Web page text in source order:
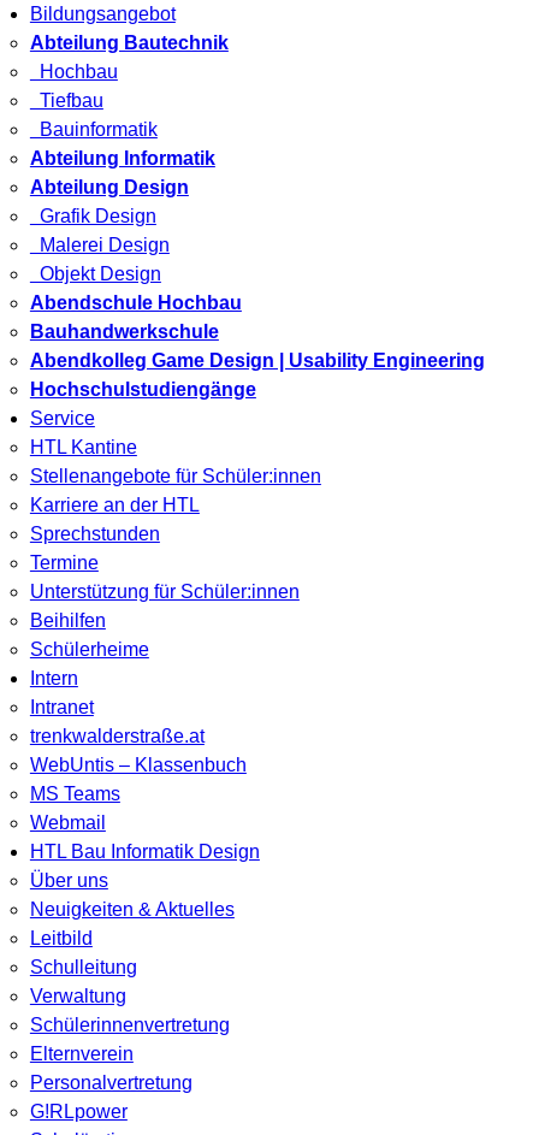
Bildungsangebot
Abteilung Bautechnik
Hochbau
Tiefbau
Bauinformatik
Abteilung Informatik
Abteilung Design
Grafik Design
Malerei Design
Objekt Design
Abendschule Hochbau
Bauhandwerkschule
Abendkolleg Game Design | Usability Engineering
Hochschulstudiengänge
Service
HTL Kantine
Stellenangebote für Schüler:innen
Karriere an der HTL
Sprechstunden
Termine
Unterstützung für Schüler:innen
Beihilfen
Schülerheime
Intern
Intranet
trenkwalderstraße.at
WebUntis – Klassenbuch
MS Teams
Webmail
HTL Bau Informatik Design
Über uns
Neuigkeiten & Aktuelles
Leitbild
Schulleitung
Verwaltung
Schülerinnenvertretung
Elternverein
Personalvertretung
G!RLpower